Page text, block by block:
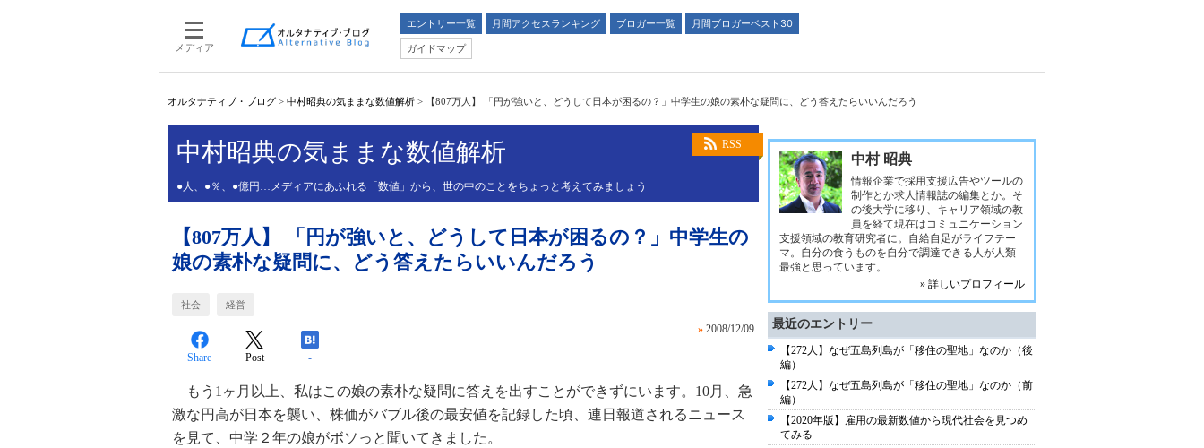
メディア
エントリー一覧 月間アクセスランキング ブロガー一覧
月間ブロガーベスト30
ガイドマップ
オルタナティブ・ブログ > 中村昭典の気ままな数値解析 > 【807万人】 「円が強いと、どうして日本が困るの？」中学生の娘の素朴な疑問に、どう答えたらいいんだろう
RSS
中村昭典の気ままな数値解析
●人、●％、●億円…メディアにあふれる「数値」から、世の中のことをちょっと考えてみましょう
【807万人】 「円が強いと、どうして日本が困るの？」中学生の
娘の素朴な疑問に、どう答えたらいいんだろう
社会 経営
» 2008/12/09
Share Post -
もう1ヶ月以上、私はこの娘の素朴な疑問に答えを出すことができずにいます。10月、急
激な円高が日本を襲い、株価がバブル後の最安値を記録した頃、連日報道されるニュース
を見て、中学２年の娘がボソっと聞いてきました。
中村 昭典
情報企業で採用支援広告やツールの
制作とか求人情報誌の編集とか。そ
の後大学に移り、キャリア領域の教
員を経て現在はコミュニケーション
支援領域の教育研究者に。自給自足がライフテー
マ。自分の食うものを自分で調達できる人が人類
最強と思っています。
» 詳しいプロフィール
最近のエントリー
【272人】なぜ五島列島が「移住の聖地」なのか（後
編）
【272人】なぜ五島列島が「移住の聖地」なのか（前
編）
【2020年版】雇用の最新数値から現代社会を見つめ
てみる